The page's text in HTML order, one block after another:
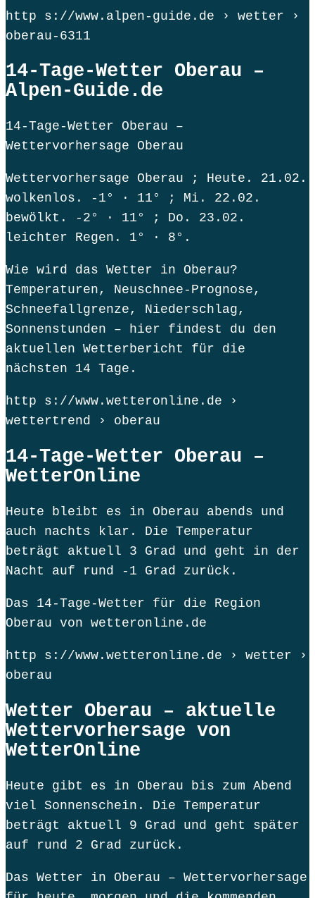
http s://www.alpen-guide.de › wetter ›
oberau-6311
14-Tage-Wetter Oberau –
Alpen-Guide.de
14-Tage-Wetter Oberau –
Wettervorhersage Oberau
Wettervorhersage Oberau ; Heute. 21.02.
wolkenlos. -1° · 11° ; Mi. 22.02.
bewölkt. -2° · 11° ; Do. 23.02.
leichter Regen. 1° · 8°.
Wie wird das Wetter in Oberau?
Temperaturen, Neuschnee-Prognose,
Schneefallgrenze, Niederschlag,
Sonnenstunden – hier findest du den
aktuellen Wetterbericht für die
nächsten 14 Tage.
http s://www.wetteronline.de ›
wettertrend › oberau
14-Tage-Wetter Oberau –
WetterOnline
Heute bleibt es in Oberau abends und
auch nachts klar. Die Temperatur
beträgt aktuell 3 Grad und geht in der
Nacht auf rund -1 Grad zurück.
Das 14-Tage-Wetter für die Region
Oberau von wetteronline.de
http s://www.wetteronline.de › wetter ›
oberau
Wetter Oberau – aktuelle
Wettervorhersage von
WetterOnline
Heute gibt es in Oberau bis zum Abend
viel Sonnenschein. Die Temperatur
beträgt aktuell 9 Grad und geht später
auf rund 2 Grad zurück.
Das Wetter in Oberau – Wettervorhersage